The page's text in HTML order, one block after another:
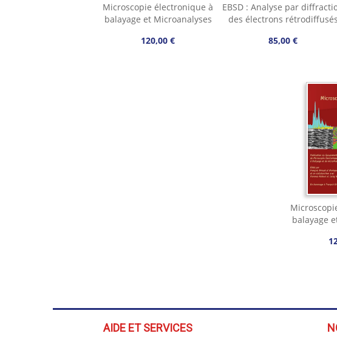
Microscopie électronique à
balayage et Microanalyses
120,00 €
EBSD : Analyse par
des électrons rétrodiffusés
85,00 €
balayage
AIDE ET SERVICES